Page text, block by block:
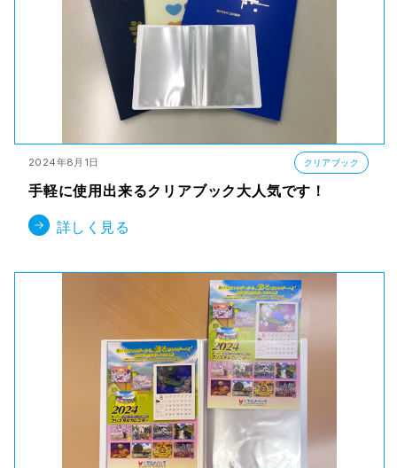
2024年8月1日 クリアブック
手軽に使用出来るクリアブック大人気です！
詳しく見る